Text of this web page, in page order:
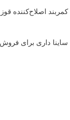
کمربند اصلاح‌کننده
ساینا داری برای